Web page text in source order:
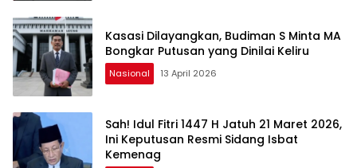
Kasasi Dilayangkan, Budiman S Minta MA
Bongkar Putusan yang Dinilai Keliru
Nasional 13 April 2026
Sah! Idul Fitri 1447 H Jatuh 21 Maret 2026,
Ini Keputusan Resmi Sidang Isbat
Kemenag